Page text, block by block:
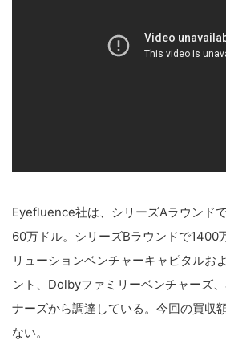
Eyefluence社は、シリーズAラウンド
60万ドル。シリーズBラウンドで1400
リューションベンチャーキャピタルお
ント、Dolbyファミリーベンチャーズ
ナーズから調達している。今回の買収
ない。